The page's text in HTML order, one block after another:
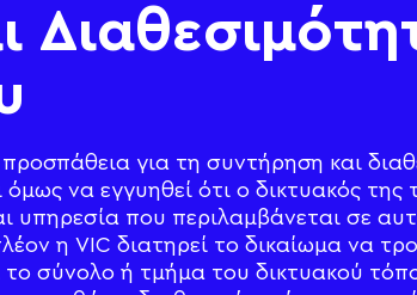
για τη συντήρηση και
να εγγυηθεί ότι ο δικτυακός της
που περιλαμβάνεται σε
η VIC διατηρεί το δικαίωμα να
σύνολο ή τμήμα του δικτυακού